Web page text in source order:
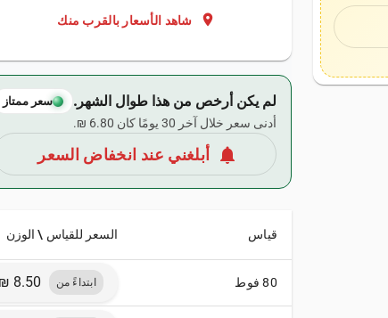
location_on شاهد الأسعار بالقرب منك
لم يكن أرخص من هذا طوال الشهر. سعر ممتاز
أدنى سعر خلال آخر 30 يومًا كان ‏6.80 ₪.
notifications أبلغني عند انخفاض السعر
قياس السعر للقياس \ الوزن
80 فوط ابتداءً من